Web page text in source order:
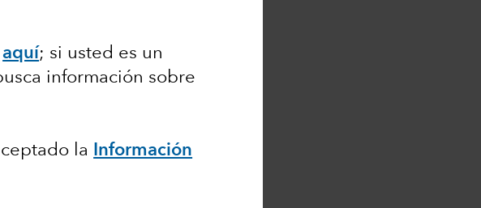
aquí; si usted es un
información sobre
la
Información